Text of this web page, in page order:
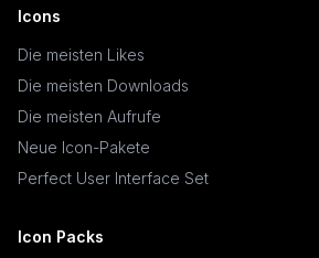
Icons
Die meisten Likes
Die meisten Downloads
Die meisten Aufrufe
Neue Icon-Pakete
Perfect User Interface Set
Icon Packs